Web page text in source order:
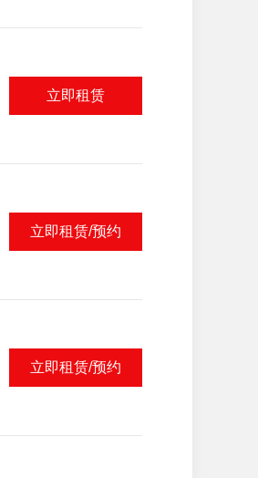
立即租赁
立即租赁/预约
立即租赁/预约